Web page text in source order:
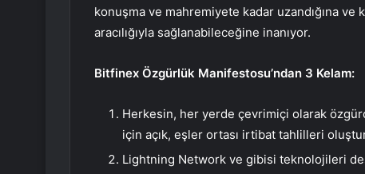
konuşma ve mahremiyete kadar uzandığına ve
aracılığıyla sağlanabileceğine inanıyor.
Bitfinex Özgürlük Manifestosu’ndan 3 Kelam:
Herkesin, her yerde çevrimiçi olarak
için açık, eşler ortası irtibat tahlilleri
Lightning Network ve gibisi teknolojileri